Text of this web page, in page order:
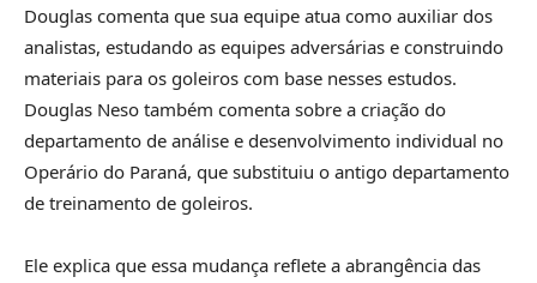
Douglas comenta que sua equipe atua como auxiliar dos
analistas, estudando as equipes adversárias e construindo
materiais para os goleiros com base nesses estudos.
Douglas Neso também comenta sobre a criação do
departamento de análise e desenvolvimento individual no
Operário do Paraná, que substituiu o antigo departamento
de treinamento de goleiros.
Ele explica que essa mudança reflete a abrangência das